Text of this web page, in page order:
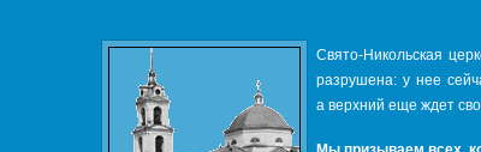
Свято-Никольская
разрушена: у нее
а верхний еще ждет